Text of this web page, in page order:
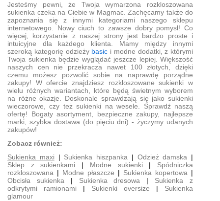
Jesteśmy pewni, że Twoja wymarzona rozkloszowana
sukienka czeka na Ciebie w Magmac. Zachęcamy także do
zapoznania się z innymi kategoriami naszego sklepu
internetowego. Nowy ciuch to zawsze dobry pomysł! Co
więcej, korzystanie z naszej strony jest bardzo proste i
intuicyjne dla każdego klienta. Mamy między innymi
szeroką kategorię odzieży basic i modne dodatki, z którymi
Twoja sukienka będzie wyglądać jeszcze lepiej. Większość
naszych cen nie przekracza nawet 100 złotych, dzięki
czemu możesz pozwolić sobie na naprawdę porządne
zakupy! W ofercie znajdziesz rozkloszowane sukienki w
wielu różnych wariantach, które będą świetnym wyborem
na różne okazje. Doskonale sprawdzają się jako sukienki
wieczorowe, czy też sukienki na wesele. Sprawdź naszą
ofertę! Bogaty asortyment, bezpieczne zakupy, najlepsze
marki, szybka dostawa (do pięciu dni) - życzymy udanych
zakupów!
Zobacz również:
Sukienka maxi| Sukienka hiszpanka | Odzież damska |
Sklep z sukienkami | Modne sukienki| Spódniczka
rozkloszowana | Modne płaszcze | Sukienka kopertowa |
Obcisła sukienka | Sukienka dresowa | Sukienka z
odkrytymi ramionami | Sukienki oversize | Sukienka
glamour